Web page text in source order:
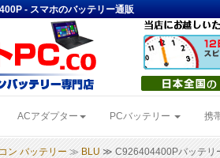
- スマホのバッテリー通販
ACアダプター PCバッテリー 携
ン バッテリー ≫ BLU ≫ C926404400Pバッテリ